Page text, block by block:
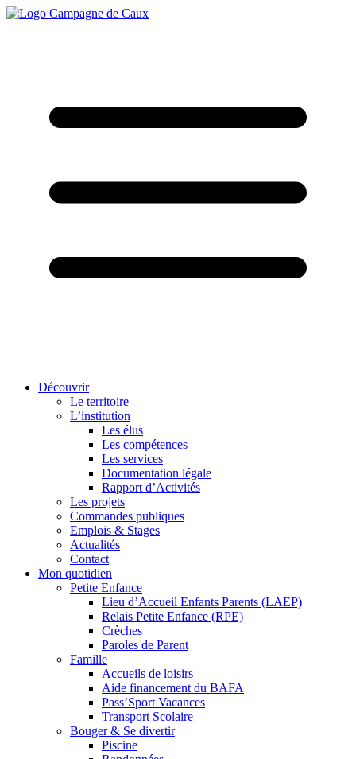
Découvrir
Le territoire
L’institution
Les élus
Les compétences
Les services
Documentation légale
Rapport d’Activités
Les projets
Commandes publiques
Emplois & Stages
Actualités
Contact
Mon quotidien
Petite Enfance
Lieu d’Accueil Enfants Parents (LAEP)
Relais Petite Enfance (RPE)
Crèches
Paroles de Parent
Famille
Accueils de loisirs
Aide financement du BAFA
Pass’Sport Vacances
Transport Scolaire
Bouger & Se divertir
Piscine